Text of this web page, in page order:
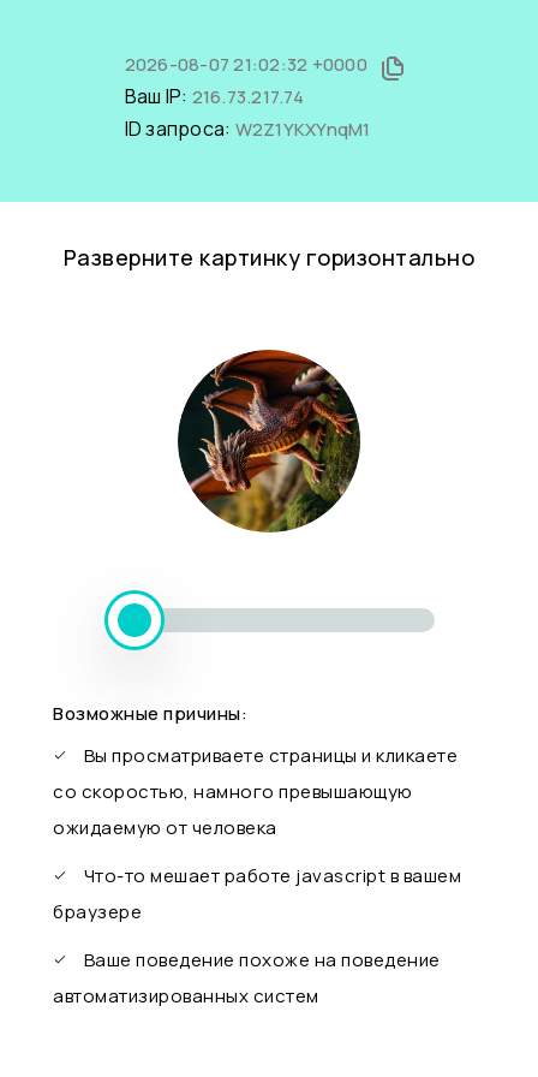
2026-08-07 21:02:32 +0000
Ваш IP: 216.73.217.74
ID запроса: W2Z1YKXYnqM1
Разверните картинку горизонтально
Возможные причины:
Вы просматриваете страницы и кликаете
со скоростью, намного превышающую
ожидаемую от человека
Что-то мешает работе javascript в вашем
браузере
Ваше поведение похоже на поведение
автоматизированных систем